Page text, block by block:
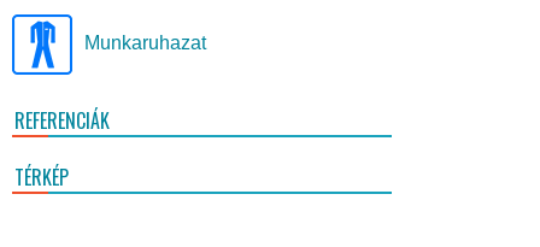
Munkaruhazat
REFERENCIÁK
TÉRKÉP